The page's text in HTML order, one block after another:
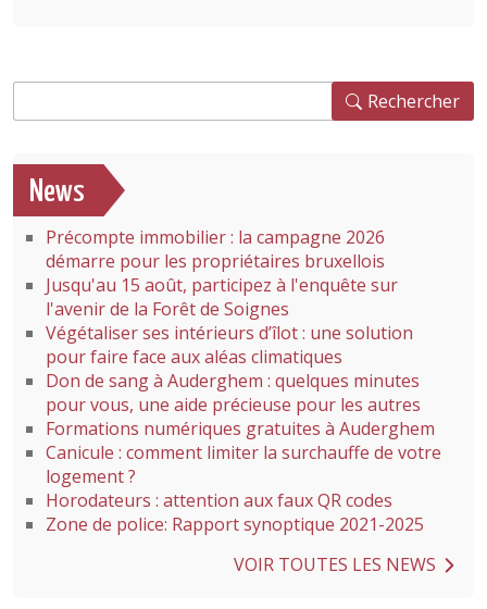
Rechercher
News
Précompte immobilier : la campagne 2026
démarre pour les propriétaires bruxellois
Jusqu'au 15 août, participez à l'enquête sur
l'avenir de la Forêt de Soignes
Végétaliser ses intérieurs d’îlot : une solution
pour faire face aux aléas climatiques
Don de sang à Auderghem : quelques minutes
pour vous, une aide précieuse pour les autres
Formations numériques gratuites à Auderghem
Canicule : comment limiter la surchauffe de votre
logement ?
Horodateurs : attention aux faux QR codes
Zone de police: Rapport synoptique 2021-2025
VOIR TOUTES LES NEWS